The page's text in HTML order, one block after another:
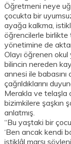
Öğretmeni neye
çocukta bir
ayağa kalkma,
öğrencilerle birlikte
yönetimine de
Olayı öğrenen
bilincin nereden
annesi ile
çağrıldıklarını
Merakla ve telaşla
bizimkilere şaşkın
anlatmış.
“Bu yaştaki bir
‘Ben ancak kendi
istiklâl marşı